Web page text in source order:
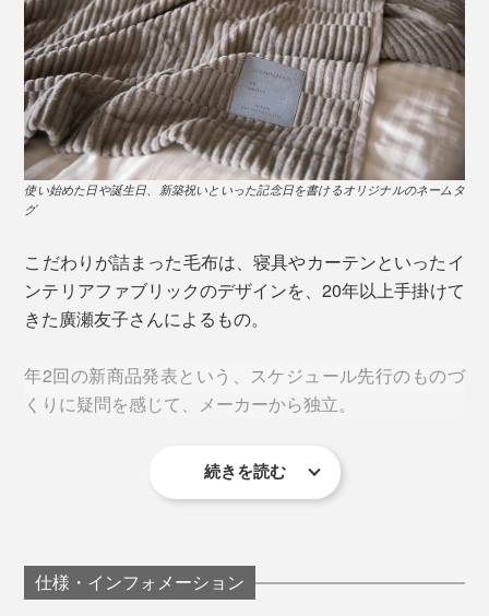
休みの日は、そのまま新聞を読んだり、メールチェック
したり、映画を見たり……ゆったりくつろぐのも◎。
平日も、忙しい時こそ『GRAU』に包まれて。 考えごと
がいっぱいでも、肌にとろけるような柔らかさと、穏や
かな暖かさに、思わずホッ。アタマが「お休みモード」
に切り替えやすいはず。仕事時の仮眠や、ソファでの昼
寝にもぴったりです。
使い始めた日や誕生日、新築祝いといった記念日を書けるオリジナルのネームタ
グ
こだわりが詰まった毛布は、寝具やカーテンといったイ
ンテリアファブリックのデザインを、20年以上手掛けて
きた廣瀬友子さんによるもの。
年2回の新商品発表という、スケジュール先行のものづ
くりに疑問を感じて、メーカーから独立。
『LOOM&SPOOL（ルーム アンド スプール）
立。
続きを読む
仕様・インフォメーション